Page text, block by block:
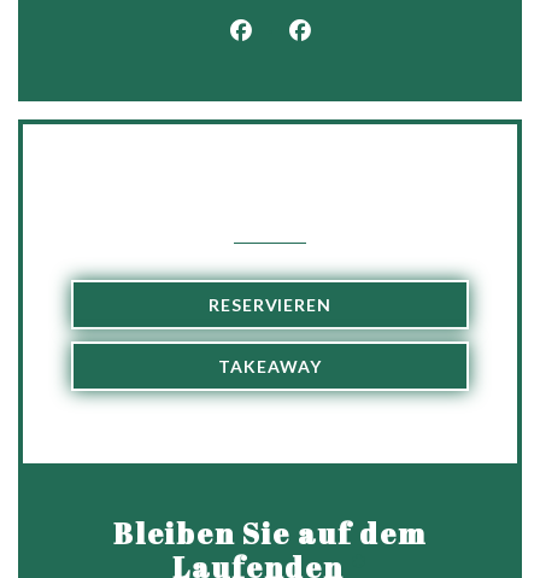
Facebook ((öffnet ein neues
Instagram ((öffnet ein
RESERVIEREN
TAKEAWAY
Bleiben Sie auf dem
Laufenden